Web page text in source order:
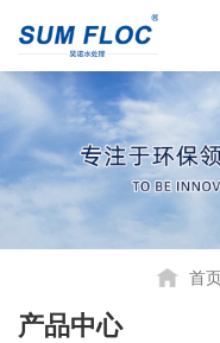
首页
产品中心